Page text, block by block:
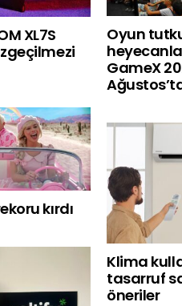
XL7S
Oyun
GameX
kırdı
Klima
tasarruf
öneriler